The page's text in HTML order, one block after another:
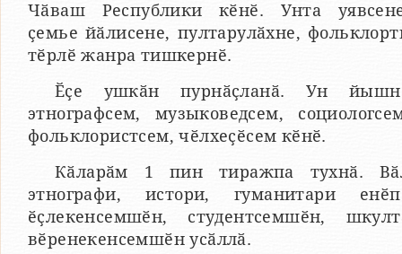
Чӑваш Республики кӗнӗ. Унта
ҫемье йӑлисене, пултарулӑхне,
тӗрлӗ жанра тишкернӗ.
Ӗҫе ушкӑн пурнӑҫланӑ. Ун
этнографсем, музыковедсем,
фольклористсем, чӗлхеҫӗсем кӗнӗ.
Кӑларӑм 1 пин тиражпа тухнӑ.
этнографи, истори, гуманитари
ӗҫлекенсемшӗн, студентсемшӗн,
вӗренекенсемшӗн усӑллӑ.